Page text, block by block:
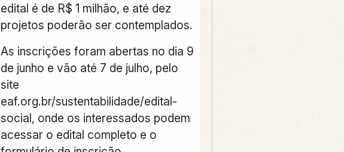
edital é de R$ 1 milhão, e até dez
projetos poderão ser contemplados.
As inscrições foram abertas no dia 9
de junho e vão até 7 de julho, pelo
site
eaf.org.br/sustentabilidade/edital-
social, onde os interessados podem
acessar o edital completo e o